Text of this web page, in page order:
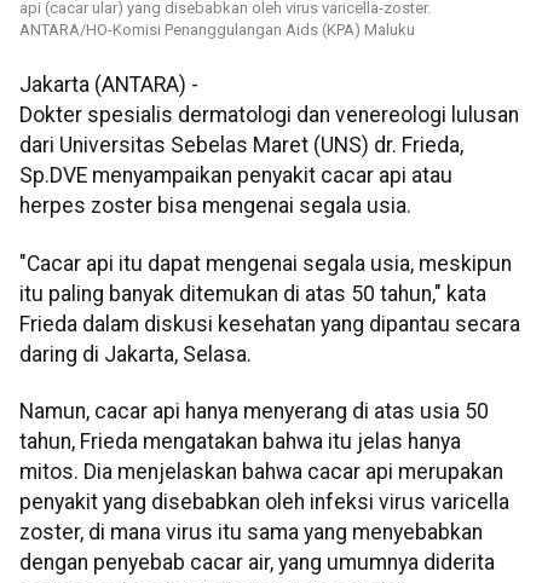
api (cacar ular) yang disebabkan oleh virus varicella-zoster.
ANTARA/HO-Komisi Penanggulangan Aids (KPA) Maluku
Jakarta (ANTARA) -
Dokter spesialis dermatologi dan venereologi lulusan
dari Universitas Sebelas Maret (UNS) dr. Frieda,
Sp.DVE menyampaikan penyakit cacar api atau
herpes zoster bisa mengenai segala usia.
"Cacar api itu dapat mengenai segala usia, meskipun
itu paling banyak ditemukan di atas 50 tahun," kata
Frieda dalam diskusi kesehatan yang dipantau secara
daring di Jakarta, Selasa.
Namun, cacar api hanya menyerang di atas usia 50
tahun, Frieda mengatakan bahwa itu jelas hanya
mitos. Dia menjelaskan bahwa cacar api merupakan
penyakit yang disebabkan oleh infeksi virus varicella
zoster, di mana virus itu sama yang menyebabkan
dengan penyebab cacar air, yang umumnya diderita